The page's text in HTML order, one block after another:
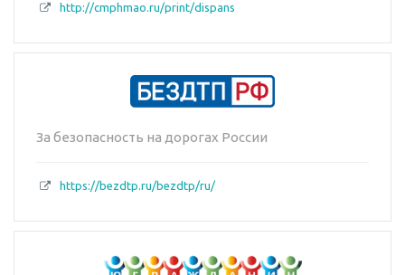
http://cmphmao.ru/print/dispans
За безопасность на дорогах России
https://bezdtp.ru/bezdtp/ru/